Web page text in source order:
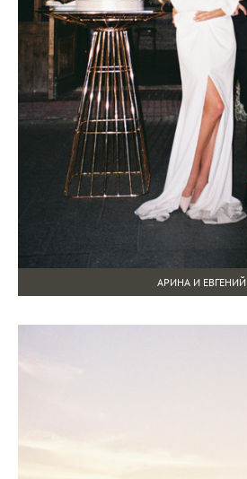
АРИНА И ЕВГЕНИЙ